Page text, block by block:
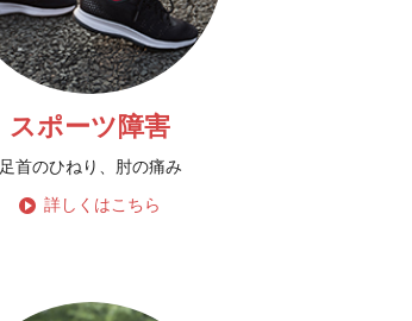
スポーツ障害
足首のひねり、肘の痛み
詳しくはこちら